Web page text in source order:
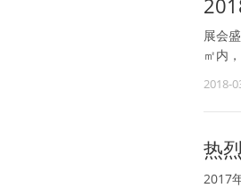
展会
㎡内
2018-
热
2017